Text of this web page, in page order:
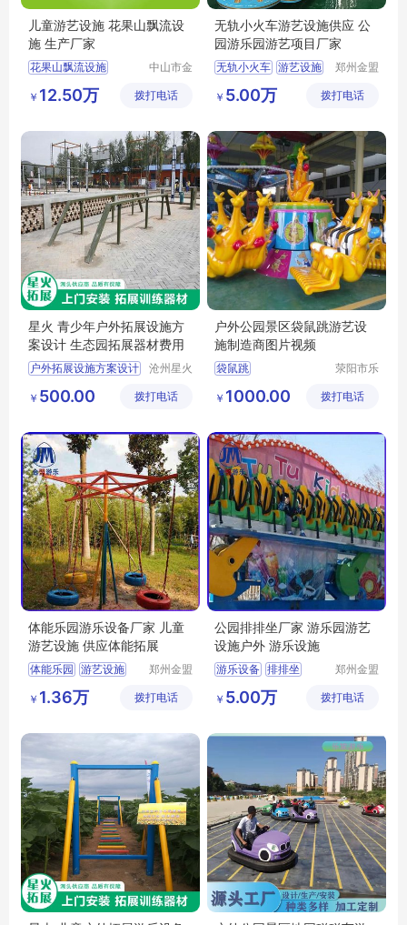
儿童游艺设施 花果山飘流设
施 生产厂家
花果山飘流设施
中山市金
备有限公
￥ 12.50万 拨打电话
无轨小火车游艺设施供应 公
园游乐园游艺项目厂家
无轨小火车 游艺设施
郑州金盟
有限公司
￥ 5.00万 拨打电话
星火 青少年户外拓展设施方
案设计 生态园拓展器材费用
户外拓展设施方案设计
团建娱乐项目
小区健身器械
沧州星火
有限公司
￥ 500.00 拨打电话
户外公园景区袋鼠跳游艺设
施制造商图片视频
袋鼠跳
袋鼠跳制造商
袋鼠跳视频
荥阳市乐
备厂
￥ 1000.00 拨打电话
体能乐园游乐设备厂家 儿童
游艺设施 供应体能拓展
体能乐园 游艺设施
郑州金盟
有限公司
￥ 1.36万 拨打电话
公园排排坐厂家 游乐园游艺
设施户外 游乐设施
游乐设备 排排坐
郑州金盟
有限公司
￥ 5.00万 拨打电话